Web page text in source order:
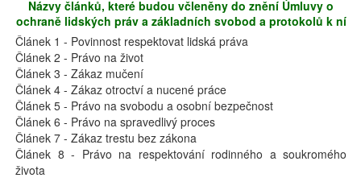
Názvy článků, které budou včleněny do znění Úmluvy o
ochraně lidských práv a základních svobod a protokolů k ní
Článek 1 - Povinnost respektovat lidská práva
Článek 2 - Právo na život
Článek 3 - Zákaz mučení
Článek 4 - Zákaz otroctví a nucené práce
Článek 5 - Právo na svobodu a osobní bezpečnost
Článek 6 - Právo na spravedlivý proces
Článek 7 - Zákaz trestu bez zákona
Článek 8 - Právo na respektování rodinného a soukromého
života